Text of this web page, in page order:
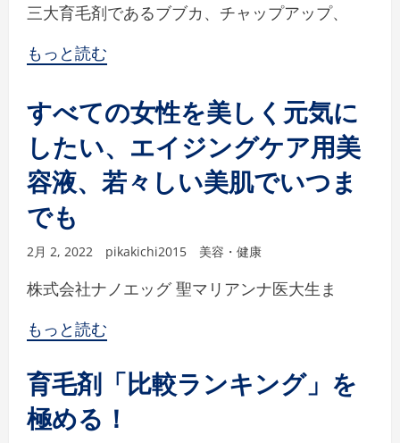
三大育毛剤であるブブカ、チャップアップ、
もっと読む
すべての女性を美しく元気に
したい、エイジングケア用美
容液、若々しい美肌でいつま
でも
2月 2, 2022 pikakichi2015 美容・健康
株式会社ナノエッグ 聖マリアンナ医大生ま
もっと読む
育毛剤「比較ランキング」を
極める！